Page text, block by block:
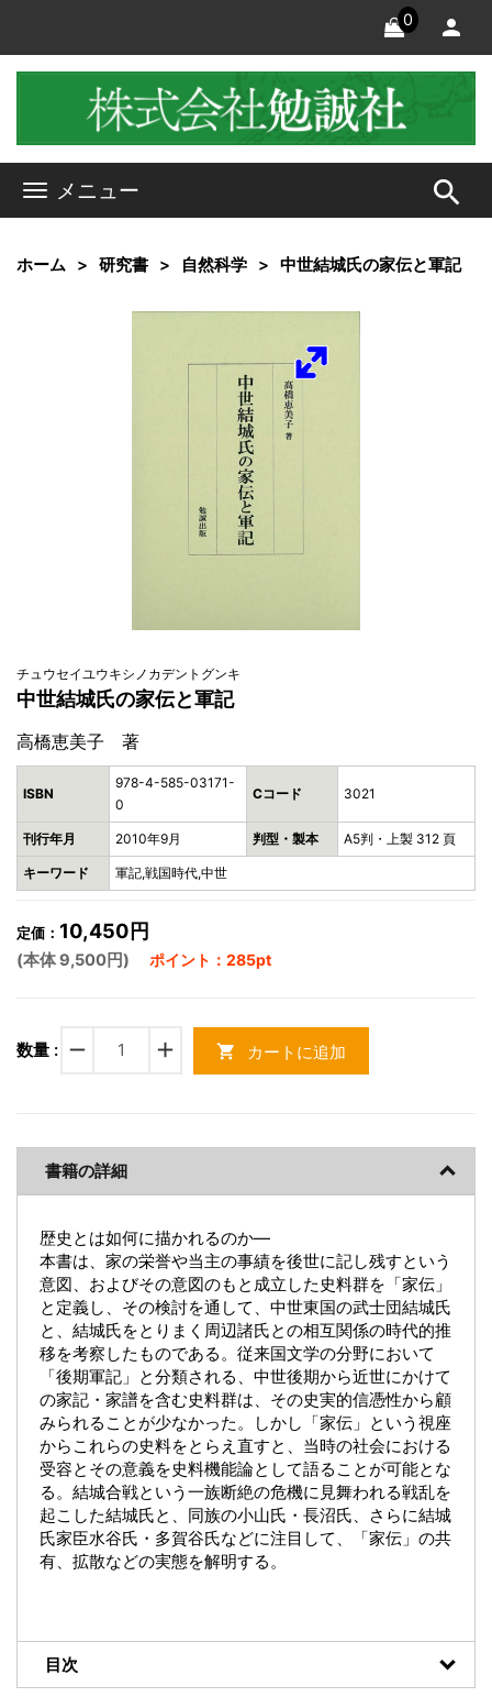
0
メニュー search
ホーム 研究書 自然科学 中世結城氏の家伝と軍記
チュウセイユウキシノカデントグンキ
中世結城氏の家伝と軍記
高橋恵美子 著
ISBN
978-4-585-03171-
0
Cコード 3021
刊行年月 2010年9月 判型・製本 A5判・上製 312 頁
キーワード 軍記,戦国時代,中世
定価： 10,450円
(本体 9,500円) ポイント：285pt
数量 : remove add shopping_cart カートに追加
書籍の詳細
歴史とは如何に描かれるのか―
本書は、家の栄誉や当主の事績を後世に記し残すという
意図、およびその意図のもと成立した史料群を「家伝」
と定義し、その検討を通して、中世東国の武士団結城氏
と、結城氏をとりまく周辺諸氏との相互関係の時代的推
移を考察したものである。従来国文学の分野において
「後期軍記」と分類される、中世後期から近世にかけて
の家記・家譜を含む史料群は、その史実的信憑性から顧
みられることが少なかった。しかし「家伝」という視座
からこれらの史料をとらえ直すと、当時の社会における
受容とその意義を史料機能論として語ることが可能とな
る。結城合戦という一族断絶の危機に見舞われる戦乱を
起こした結城氏と、同族の小山氏・長沼氏、さらに結城
氏家臣水谷氏・多賀谷氏などに注目して、「家伝」の共
有、拡散などの実態を解明する。
目次